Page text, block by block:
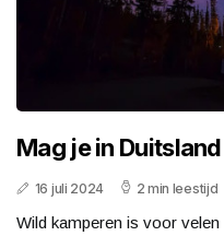
Mag je in
16 juli 2024 2 min leestijd
Wild kamperen is voor